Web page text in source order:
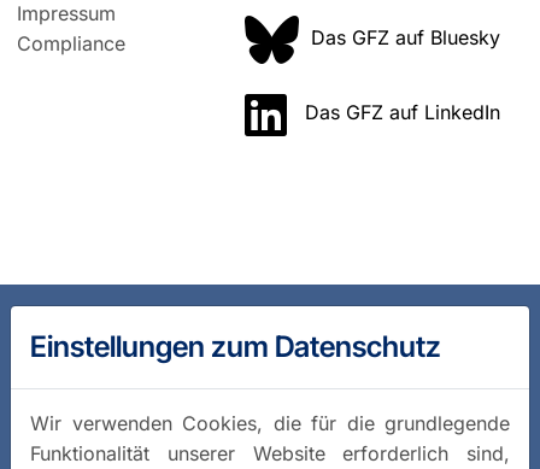
Impressum
Compliance
Das GFZ auf Bluesky
Das GFZ auf LinkedIn
Einstellungen zum Datenschutz
Wir verwenden Cookies, die für die grundlegende
Funktionalität unserer Website erforderlich sind,